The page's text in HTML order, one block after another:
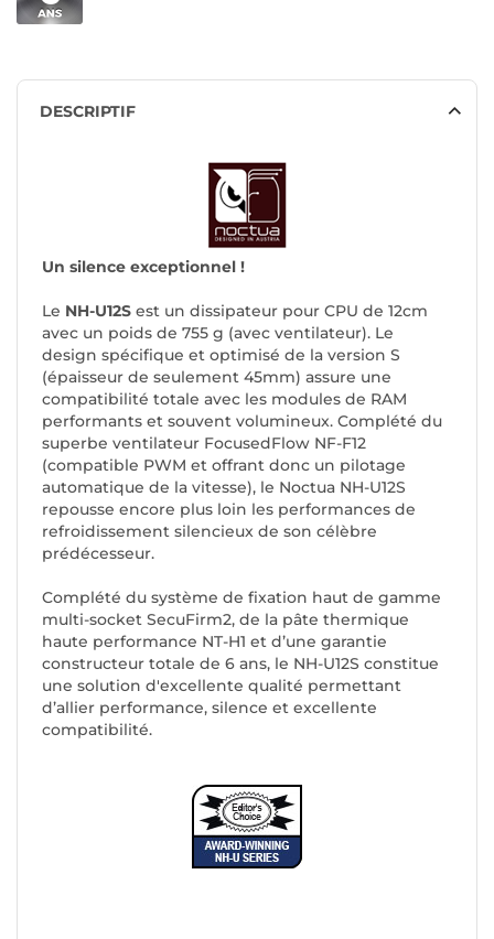
DESCRIPTIF
Un silence exceptionnel !
Le NH-U12S est un dissipateur pour CPU de 12cm
avec un poids de 755 g (avec ventilateur). Le
design spécifique et optimisé de la version S
(épaisseur de seulement 45mm) assure une
compatibilité totale avec les modules de RAM
performants et souvent volumineux. Complété du
superbe ventilateur FocusedFlow NF-F12
(compatible PWM et offrant donc un pilotage
automatique de la vitesse), le Noctua NH-U12S
repousse encore plus loin les performances de
refroidissement silencieux de son célèbre
prédécesseur.
Complété du système de fixation haut de gamme
multi-socket SecuFirm2, de la pâte thermique
haute performance NT-H1 et d’une garantie
constructeur totale de 6 ans, le NH-U12S constitue
une solution d'excellente qualité permettant
d’allier performance, silence et excellente
compatibilité.